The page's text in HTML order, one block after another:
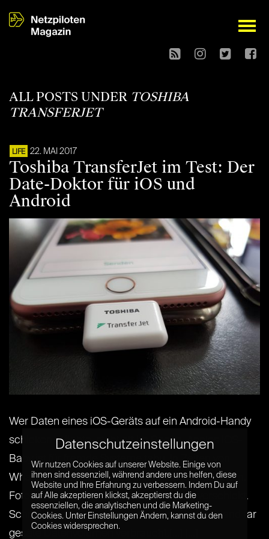
open
ALL POSTS UNDER TOSHIBA
TRANSFERJET
LIFE 22. MAI 2017
Toshiba TransferJet im Test: Der
Date-Doktor für iOS und
Android
Wer Daten eines iOS-Geräts auf ein Android-Handy
schicken möchte, steht oft im Regen. Apples iOS-
Baby ist für fremde Systeme tabu. In Zeiten von
WhatsApp und Co. ist das eigentlich kein Problem.
Fotos sind schnell über den Messenger verschickt.
Schnell ist da allerdings auch das in Deutschland rar
gesäte Datenvolumen verbraucht.[...] [...]
Datenschutzeinstellungen
Wir nutzen Cookies auf unserer Website. Einige von
ihnen sind essenziell, während andere uns helfen, diese
Website und Ihre Erfahrung zu verbessern. Indem Du auf
auf Alle akzeptieren klickst, akzeptierst du die
essenziellen, die analytischen und die Marketing-
Cookies. Unter Einstellungen Ändern, kannst du den
Cookies widersprechen.